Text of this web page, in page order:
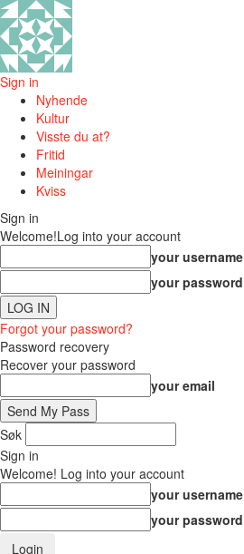
Sign in
Nyhende
Kultur
Visste du at?
Fritid
Meiningar
Kviss
Sign in
Welcome!Log into your account
your username
your password
Forgot your password?
Password recovery
Recover your password
your email
Søk
Sign in
Welcome! Log into your account
your username
your password